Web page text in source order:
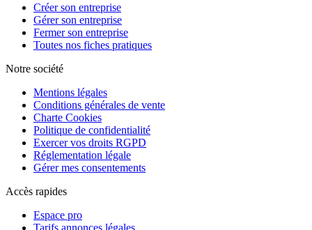
Créer son entreprise
Gérer son entreprise
Fermer son entreprise
Toutes nos fiches pratiques
Notre société
Mentions légales
Conditions générales de vente
Charte Cookies
Politique de confidentialité
Exercer vos droits RGPD
Réglementation légale
Gérer mes consentements
Accès rapides
Espace pro
Tarifs annonces légales